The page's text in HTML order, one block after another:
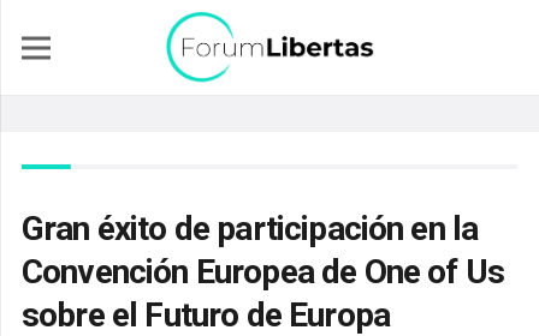
Gran éxito de participación en la
Convención Europea de One of Us
sobre el Futuro de Europa